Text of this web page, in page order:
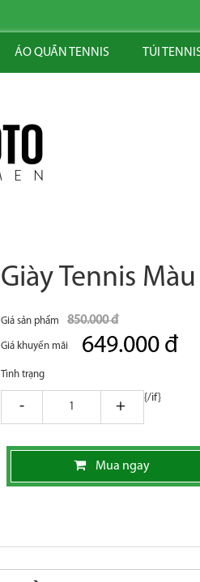
ÁO QUẦN TENNIS TÚI
Giày Tennis
Giá sản phẩm 850.000 đ
Giá khuyến mãi 649.000 đ
Tình trạng
giam tang
{/if}
Mua ngay